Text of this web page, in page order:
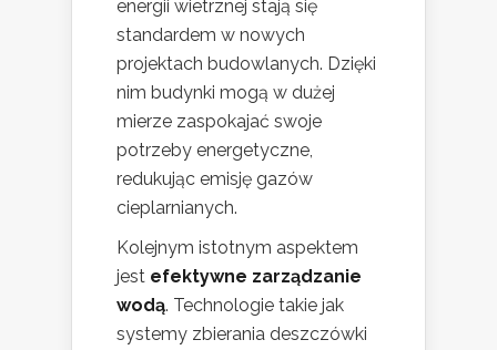
energii wietrznej stają się
standardem w nowych
projektach budowlanych. Dzięki
nim budynki mogą w dużej
mierze zaspokajać swoje
potrzeby energetyczne,
redukując emisję gazów
cieplarnianych.
Kolejnym istotnym aspektem
jest efektywne zarządzanie
wodą. Technologie takie jak
systemy zbierania deszczówki